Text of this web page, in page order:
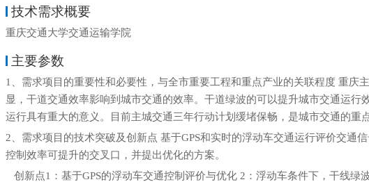
技术需求概要
重庆交通大学交通运输学院
主要参数
1、需求项目的重要性和必要性，与全市重要工程和重点产业的关联程度 重庆
显，干道交通效率影响到城市交通的效率。干道绿波的可以提升城市交通运行
运行具有重大的意义。目前主城交通三年行动计划缓堵保畅，是城市交通的重点
2、需求项目的技术突破及创新点 基于GPS和实时的浮动车交通运行评价交通
控制效率可提升的交叉口，并提出优化的方案。
创新点1：基于GPS的浮动车交通控制评价与优化 2：浮动车条件下，干线绿